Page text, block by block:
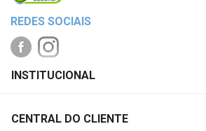
REDES SOCIAIS
PAGAMENTO
INSTITUCIONAL
CENTRAL DO CLIENTE